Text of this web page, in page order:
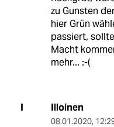
zu Gunsten
hier Grün
passiert,
Macht
mehr... :-(
I Illoinen
08.01.2020,